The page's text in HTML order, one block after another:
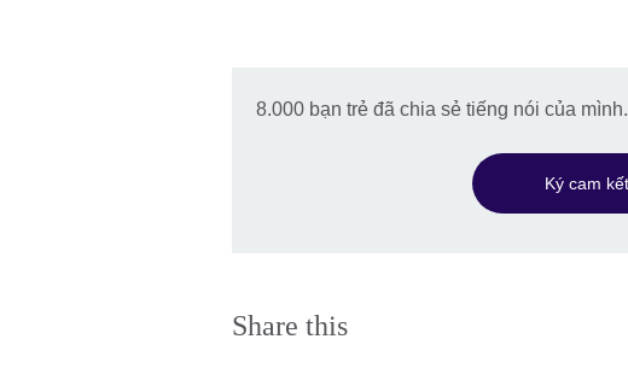
8.000 bạn trẻ đã chia sẻ tiếng nói của
Ký cam
Share this